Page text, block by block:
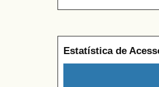
Estatística de